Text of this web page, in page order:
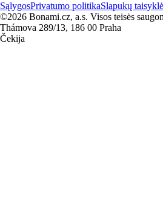
SąlygosPrivatumo politikaSlapukų
©2026 Bonami.cz, a.s. Visos teisės
Thámova 289/13, 186 00 Praha
Čekija